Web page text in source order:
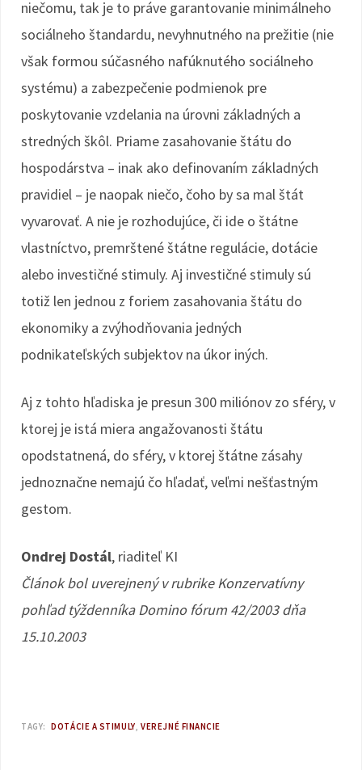
niečomu, tak je to práve garantovanie minimálneho
sociálneho štandardu, nevyhnutného na prežitie (nie
však formou súčasného nafúknutého sociálneho
systému) a zabezpečenie podmienok pre
poskytovanie vzdelania na úrovni základných a
stredných škôl. Priame zasahovanie štátu do
hospodárstva – inak ako definovaním základných
pravidiel – je naopak niečo, čoho by sa mal štát
vyvarovať. A nie je rozhodujúce, či ide o štátne
vlastníctvo, premrštené štátne regulácie, dotácie
alebo investičné stimuly. Aj investičné stimuly sú
totiž len jednou z foriem zasahovania štátu do
ekonomiky a zvýhodňovania jedných
podnikateľských subjektov na úkor iných.
Aj z tohto hľadiska je presun 300 miliónov zo sféry, v
ktorej je istá miera angažovanosti štátu
opodstatnená, do sféry, v ktorej štátne zásahy
jednoznačne nemajú čo hľadať, veľmi nešťastným
gestom.
Ondrej Dostál, riaditeľ KI
Článok bol uverejnený v rubrike Konzervatívny
pohľad týždenníka Domino fórum 42/2003 dňa
15.10.2003
TAGY: DOTÁCIE A STIMULY VEREJNÉ FINANCIE